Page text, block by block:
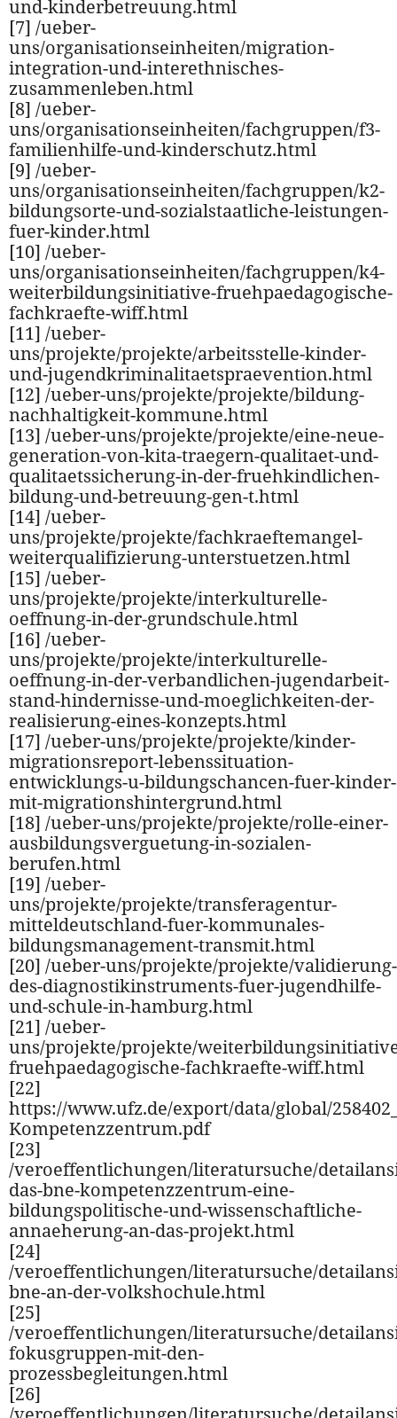
und-kinderbetreuung.html
[7] /ueber-
uns/organisationseinheiten/migration-
integration-und-interethnisches-
zusammenleben.html
[8] /ueber-
uns/organisationseinheiten/fachgruppen/f3-
familienhilfe-und-kinderschutz.html
[9] /ueber-
uns/organisationseinheiten/fachgruppen/k2-
bildungsorte-und-sozialstaatliche-leistungen-
fuer-kinder.html
[10] /ueber-
uns/organisationseinheiten/fachgruppen/k4-
weiterbildungsinitiative-fruehpaedagogische-
fachkraefte-wiff.html
[11] /ueber-
uns/projekte/projekte/arbeitsstelle-kinder-
und-jugendkriminalitaetspraevention.html
[12] /ueber-uns/projekte/projekte/bildung-
nachhaltigkeit-kommune.html
[13] /ueber-uns/projekte/projekte/eine-neue-
generation-von-kita-traegern-qualitaet-und-
qualitaetssicherung-in-der-fruehkindlichen-
bildung-und-betreuung-gen-t.html
[14] /ueber-
uns/projekte/projekte/fachkraeftemangel-
weiterqualifizierung-unterstuetzen.html
[15] /ueber-
uns/projekte/projekte/interkulturelle-
oeffnung-in-der-grundschule.html
[16] /ueber-
uns/projekte/projekte/interkulturelle-
oeffnung-in-der-verbandlichen-jugendarbeit-
stand-hindernisse-und-moeglichkeiten-der-
realisierung-eines-konzepts.html
[17] /ueber-uns/projekte/projekte/kinder-
migrationsreport-lebenssituation-
entwicklungs-u-bildungschancen-fuer-kinder-
mit-migrationshintergrund.html
[18] /ueber-uns/projekte/projekte/rolle-einer-
ausbildungsverguetung-in-sozialen-
berufen.html
[19] /ueber-
uns/projekte/projekte/transferagentur-
mitteldeutschland-fuer-kommunales-
bildungsmanagement-transmit.html
[20] /ueber-uns/projekte/projekte/validierung-
des-diagnostikinstruments-fuer-jugendhilfe-
und-schule-in-hamburg.html
[21] /ueber-
uns/projekte/projekte/
fruehpaedagogische-fachkraefte-wiff.html
[22]
https://www.ufz.de/export/data/global/
Kompetenzzentrum.pdf
[23]
/veroeffentlichungen/literatursuche/
das-bne-kompetenzzentrum-eine-
bildungspolitische-und-wissenschaftliche-
annaeherung-an-das-projekt.html
[24]
/veroeffentlichungen/literatursuche/
bne-an-der-volkshochule.html
[25]
/veroeffentlichungen/literatursuche/
fokusgruppen-mit-den-
prozessbegleitungen.html
[26]